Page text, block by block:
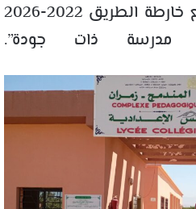
التعليم، بما يتماشى مع خارطة الطريق 2022-2026
ذات جودة”.